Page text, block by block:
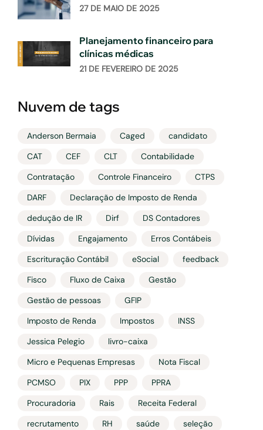
27 DE MAIO DE 2025
Planejamento financeiro para
clínicas médicas
21 DE FEVEREIRO DE 2025
Nuvem de tags
Anderson Bermaia Caged
candidato
CAT
CEF CLT
Contabilidade
Contratação
Controle Financeiro
CTPS
DARF
Declaração de Imposto de Renda
dedução de IR
Dirf
DS Contadores
Dívidas
Engajamento
Erros Contábeis
Escrituração Contábil
eSocial
feedback
Fisco
Fluxo de Caixa
Gestão
Gestão de pessoas
GFIP
Imposto de Renda
Impostos
INSS
Jessica Pelegio
livro-caixa
Micro e Pequenas Empresas
Nota Fiscal
PCMSO
PIX PPP
PPRA
Procuradoria
Rais
Receita Federal
recrutamento
RH saúde
seleção